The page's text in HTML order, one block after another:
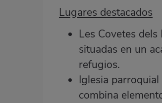
Lugares destacados
Les Covetes
situadas en un
refugios.
Iglesia
combina